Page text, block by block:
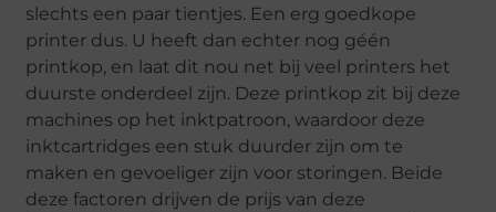
slechts een paar tientjes. Een erg goedkope
printer dus. U heeft dan echter nog géén
printkop, en laat dit nou net bij veel printers het
duurste onderdeel zijn. Deze printkop zit bij deze
machines op het inktpatroon, waardoor deze
inktcartridges een stuk duurder zijn om te
maken en gevoeliger zijn voor storingen. Beide
deze factoren drijven de prijs van deze